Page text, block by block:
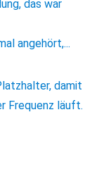
das war
angehört,...
damit
Frequenz läuft.